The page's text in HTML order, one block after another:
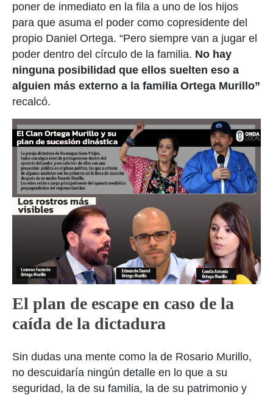
poner de inmediato en la fila a uno de los hijos
para que asuma el poder como copresidente del
propio Daniel Ortega. “Pero siempre van a jugar el
poder dentro del círculo de la familia. No hay
ninguna posibilidad que ellos suelten eso a
alguien más externo a la familia Ortega Murillo”
recalcó.
El plan de escape en caso de la
caída de la dictadura
Sin dudas una mente como la de Rosario Murillo,
no descuidaría ningún detalle en lo que a su
seguridad, la de su familia, la de su patrimonio y